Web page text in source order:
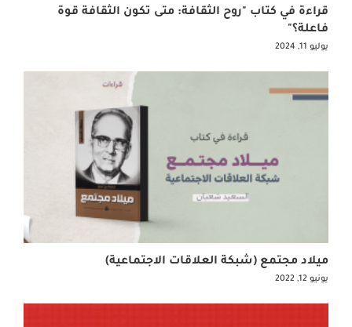
قراءة في كتاب "روح الثقافة: متى تكون الثقافة قوة
فاعلة؟"
يوليو 11, 2024
ميلاد مجتمع (شبكة العلاقات الاجتماعية)
يونيو 12, 2022